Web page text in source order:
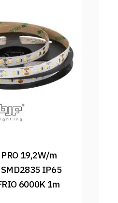
19,2W/m
IP65
6000K 1m